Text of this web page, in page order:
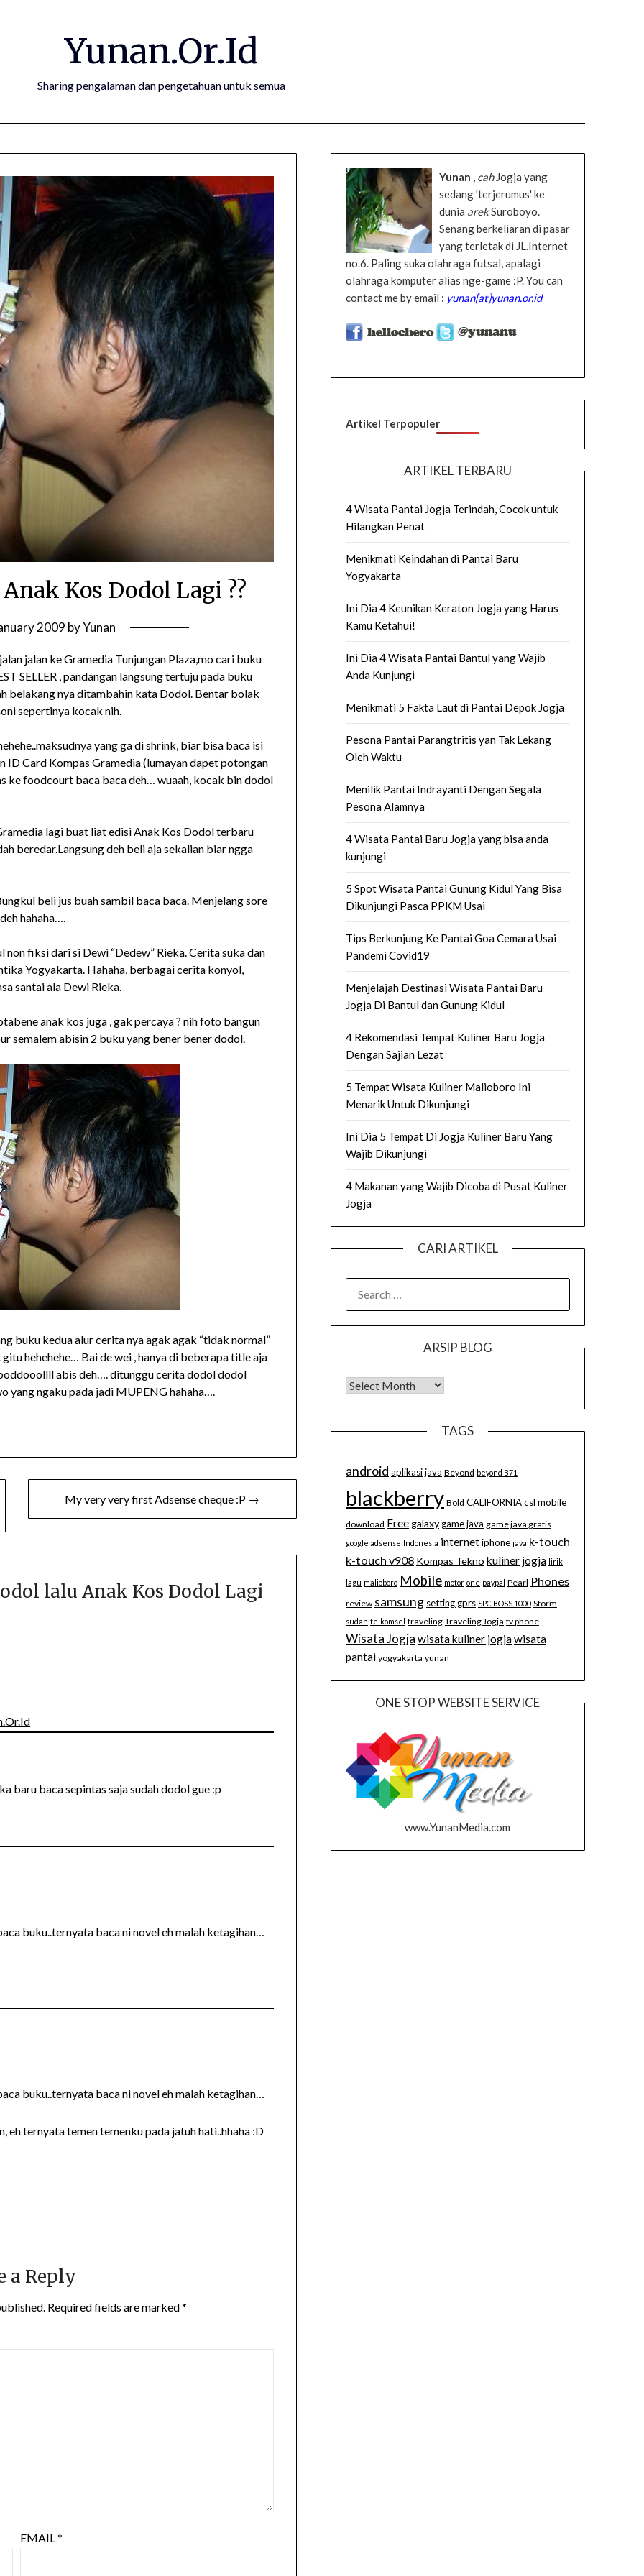
Yunan.Or.Id
Sharing pengalaman dan pengetahuan untuk semua
Kos Dodol Lagi ??
2009 byYunan
jalan ke Gramedia Tunjungan Plaza,mo cari buku
SELLER , pandangan langsung tertuju pada buku
belakang nya ditambahin kata Dodol. Bentar bolak
sepertinya kocak nih.
yang ga di shrink, biar bisa baca isi
ID Card Kompas Gramedia (lumayan dapet potongan
ke foodcourt baca baca deh… wuaah, kocak bin dodol
lagi buat liat edisi Anak Kos Dodol terbaru
beredar.Langsung deh beli aja sekalian biar ngga
beli jus buah sambil baca baca. Menjelang sore
hahaha….
non fiksi dari si Dewi “Dedew” Rieka. Cerita suka dan
Yogyakarta. Hahaha, berbagai cerita konyol,
santai ala Dewi Rieka.
anak kos juga , gak percaya ? nih foto bangun
semalem abisin 2 buku yang bener bener dodol.
buku kedua alur cerita nya agak agak “tidak normal”
hehehehe… Bai de wei , hanya di beberapa title aja
abis deh…. ditunggu cerita dodol dodol
yang ngaku pada jadi MUPENG hahaha….
My very very first Adsense cheque :P →
lalu Anak Kos Dodol Lagi
baru baca sepintas saja sudah dodol gue :p
buku..ternyata baca ni novel eh malah ketagihan…
buku..ternyata baca ni novel eh malah ketagihan…
eh ternyata temen temenku pada jatuh hati..hhaha :D
a Reply
Required fields are marked*
EMAIL*
Yunan , cahJogja yang
sedang 'terjerumus' ke
dunia arekSuroboyo.
Senang berkeliaran di pasar
yang terletak di JL.Internet
no.6. Paling suka olahraga futsal, apalagi
olahraga komputer alias nge-game :P. You can
contact me by email : yunan[at]yunan.or.id
Artikel Terpopuler
ARTIKEL TERBARU
4 Wisata Pantai Jogja Terindah, Cocok untuk
Hilangkan Penat
Menikmati Keindahan di Pantai Baru
Yogyakarta
Ini Dia 4 Keunikan Keraton Jogja yang Harus
Kamu Ketahui!
Ini Dia 4 Wisata Pantai Bantul yang Wajib
Anda Kunjungi
Menikmati 5 Fakta Laut di Pantai Depok Jogja
Pesona Pantai Parangtritis yan Tak Lekang
Oleh Waktu
Menilik Pantai Indrayanti Dengan Segala
Pesona Alamnya
4 Wisata Pantai Baru Jogja yang bisa anda
kunjungi
5 Spot Wisata Pantai Gunung Kidul Yang Bisa
Dikunjungi Pasca PPKM Usai
Tips Berkunjung Ke Pantai Goa Cemara Usai
Pandemi Covid19
Menjelajah Destinasi Wisata Pantai Baru
Jogja Di Bantul dan Gunung Kidul
4 Rekomendasi Tempat Kuliner Baru Jogja
Dengan Sajian Lezat
5 Tempat Wisata Kuliner Malioboro Ini
Menarik Untuk Dikunjungi
Ini Dia 5 Tempat Di Jogja Kuliner Baru Yang
Wajib Dikunjungi
4 Makanan yang Wajib Dicoba di Pusat Kuliner
Jogja
CARI ARTIKEL
FOR:
ARSIP BLOG
Arsip Blog
TAGS
android aplikasi java Beyond beyond B71
blackberry Bold CALIFORNIAcsl mobile
download Freegalaxygame java game java gratis
google adsense Indonesia internetiphone java k-touch
k-touch v908 Kompas Tekno kuliner jogja lirik
lagu malioboro Mobile motor one paypal Pearl Phones
review samsung setting gprs SPC BOSS 1000 Storm
sudah telkomsel traveling Traveling Jogja tv phone
Wisata Jogja wisata kuliner jogjawisata
pantai yogyakarta yunan
ONE STOP WEBSITE SERVICE
www.YunanMedia.com